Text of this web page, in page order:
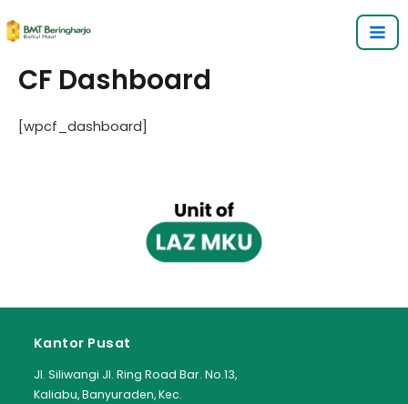
ke
CF Dashboard
[wpcf_dashboard]
Kantor Pusat
Jl. Siliwangi Jl. Ring Road Bar. No.13,
Kaliabu, Banyuraden, Kec.